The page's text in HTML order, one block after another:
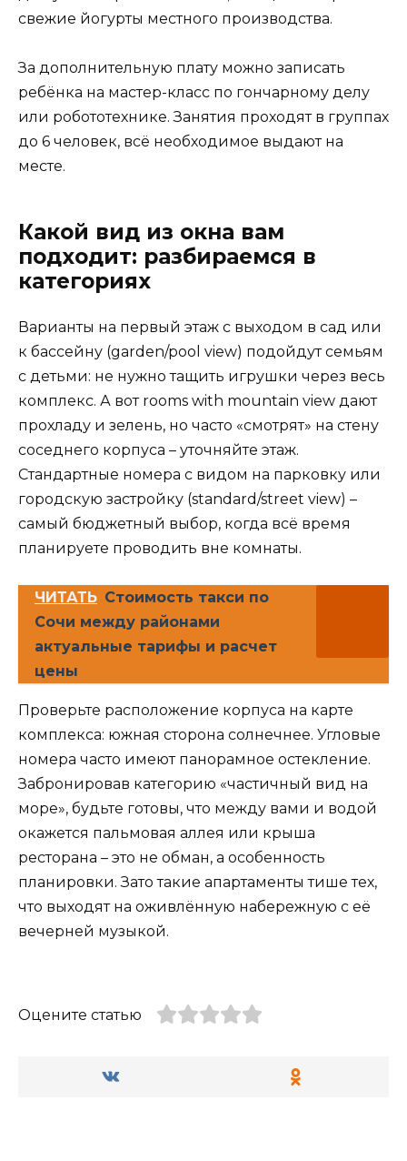
свежие йогурты местного производства.
За дополнительную плату можно записать
ребёнка на мастер-класс по гончарному делу
или робототехнике. Занятия проходят в группах
до 6 человек, всё необходимое выдают на
месте.
Какой вид из окна вам
подходит: разбираемся в
категориях
Варианты на первый этаж с выходом в сад или
к бассейну (garden/pool view) подойдут семьям
с детьми: не нужно тащить игрушки через весь
комплекс. А вот rooms with mountain view дают
прохладу и зелень, но часто «смотрят» на стену
соседнего корпуса – уточняйте этаж.
Стандартные номера с видом на парковку или
городскую застройку (standard/street view) –
самый бюджетный выбор, когда всё время
планируете проводить вне комнаты.
ЧИТАТЬ Стоимость такси по
Сочи между районами
актуальные тарифы и расчет
цены
Проверьте расположение корпуса на карте
комплекса: южная сторона солнечнее. Угловые
номера часто имеют панорамное остекление.
Забронировав категорию «частичный вид на
море», будьте готовы, что между вами и водой
окажется пальмовая аллея или крыша
ресторана – это не обман, а особенность
планировки. Зато такие апартаменты тише тех,
что выходят на оживлённую набережную с её
вечерней музыкой.
Оцените статью